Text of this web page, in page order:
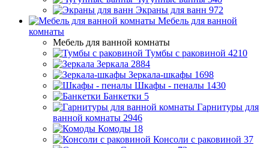
Экраны для ванн 972
Мебель для ванной
комнаты
Мебель для ванной комнаты
Тумбы с раковиной 4210
Зеркала 2884
Зеркала-шкафы 1698
Шкафы - пеналы 1430
Банкетки 5
Гарнитуры для
ванной комнаты 2946
Комоды 18
Консоли с раковиной 37